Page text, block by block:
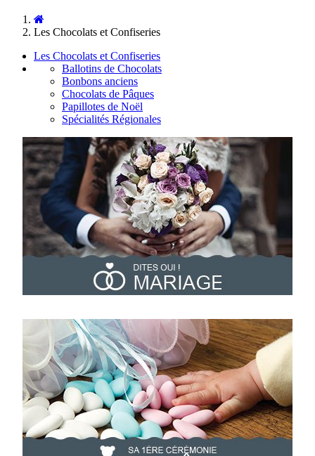
Les Chocolats et Confiseries
Les Chocolats et Confiseries
Ballotins de Chocolats
Bonbons anciens
Chocolats de Pâques
Papillotes de Noël
Spécialités Régionales